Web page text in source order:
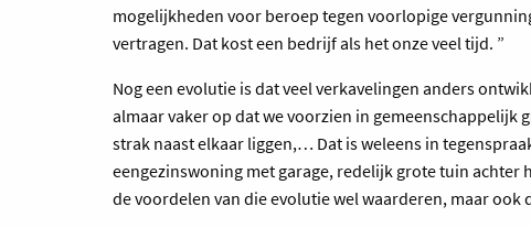
mogelijkheden voor beroep tegen voorlopige
vertragen. Dat kost een bedrijf als het onze veel tijd. ”
Nog een evolutie is dat veel verkavelingen anders
almaar vaker op dat we voorzien in
strak naast elkaar liggen,… Dat is weleens in
eengezinswoning met garage, redelijk grote tuin
de voordelen van die evolutie wel waarderen, maar ook